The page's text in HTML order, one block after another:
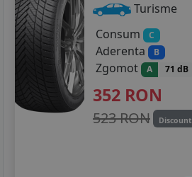
Turisme
Consum
C
Aderenta B
Zgomot A 71 dB
352 RON
523 RON Discount